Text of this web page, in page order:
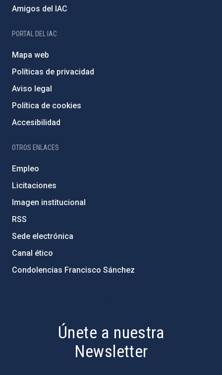
Amigos del IAC
PORTAL DEL IAC
Mapa web
Políticas de privacidad
Aviso legal
Política de cookies
Accesibilidad
OTROS ENLACES
Empleo
Licitaciones
Imagen institucional
RSS
Sede electrónica
Canal ético
Condolencias Francisco Sánchez
Únete a nuestra
Newsletter